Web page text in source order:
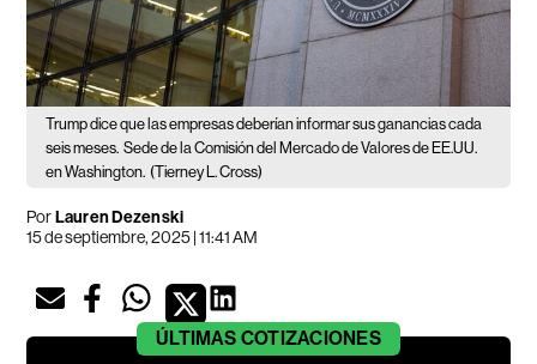
Trump dice que las empresas deberían informar sus ganancias cada
seis meses. Sede de la Comisión del Mercado de Valores de EE.UU.
en Washington. (Tierney L. Cross)
PorLauren Dezenski
15 de septiembre, 2025 | 11:41 AM
ÚLTIMAS COTIZACIONES